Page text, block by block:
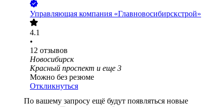
Управляющая компания «Главновосибирскстрой»
4.1
•
12 отзывов
Новосибирск
Красный проспект и еще 3
Можно без резюме
Откликнуться
По вашему запросу ещё будут появляться новые